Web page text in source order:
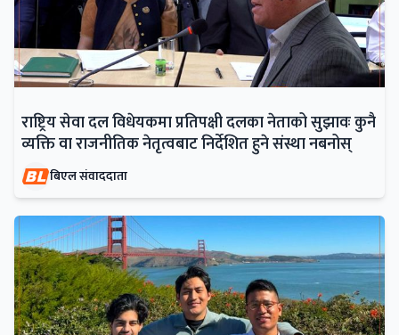
राष्ट्रिय सेवा दल विधेयकमा प्रतिपक्षी दलका नेताको सुझावः कुनै
व्यक्ति वा राजनीतिक नेतृत्वबाट निर्देशित हुने संस्था नबनोस्
बिएल संवाददाता